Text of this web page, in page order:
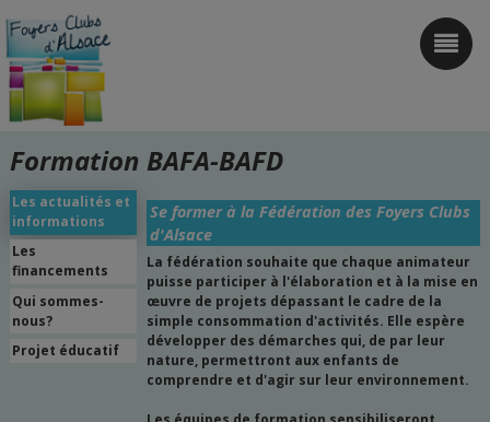
FORMATIONS BAFD
Inscription
Formation BAFA-BAFD
Les actualités et
informations
Les
financements
Qui sommes-
nous?
Projet éducatif
Se former à la Fédération des Foyers Clubs
d'Alsace
La fédération souhaite que chaque animateur
puisse participer à l'élaboration et à la mise en
œuvre de projets dépassant le cadre de la
simple consommation d'activités. Elle espère
développer des démarches qui, de par leur
nature, permettront aux enfants de
comprendre et d'agir sur leur environnement.